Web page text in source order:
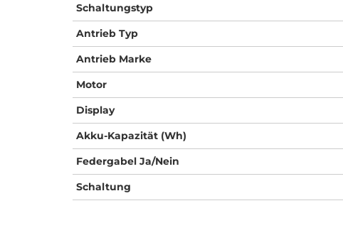
Schaltungstyp
Antrieb Typ
Antrieb Marke
Motor
Display
Akku-Kapazität (Wh)
Federgabel Ja/Nein
Schaltung